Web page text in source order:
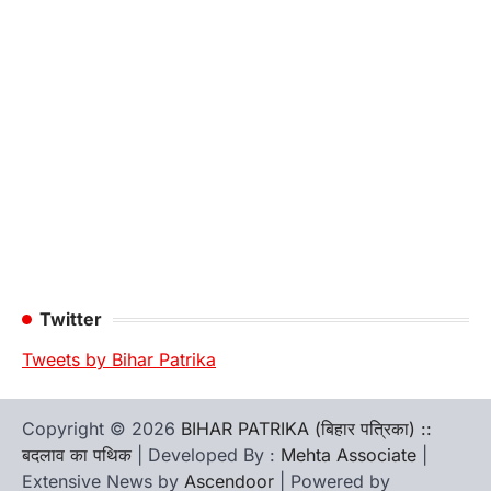
Twitter
Tweets by Bihar Patrika
Copyright © 2026 BIHAR PATRIKA (बिहार पत्रिका) ::
बदलाव का पथिक | Developed By : Mehta Associate
Extensive News by Ascendoor | Powered by